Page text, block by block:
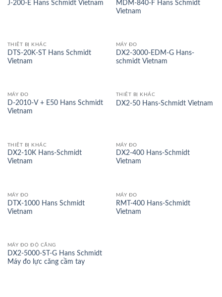
J-200-E Hans Schmidt Vietnam
MDM-840-F Hans Schmidt
Vietnam
THIẾT BỊ KHÁC
DTS-20K-ST Hans Schmidt
Vietnam
MÁY ĐO
DX2-3000-EDM-G Hans-
schmidt Vietnam
MÁY ĐO
D-2010-V + E50 Hans Schmidt
Vietnam
THIẾT BỊ KHÁC
DX2-50 Hans-Schmidt Vietnam
THIẾT BỊ KHÁC
DX2-10K Hans-Schmidt
Vietnam
MÁY ĐO
DX2-400 Hans-Schmidt
Vietnam
MÁY ĐO
DTX-1000 Hans Schmidt
Vietnam
MÁY ĐO
RMT-400 Hans-Schmidt
Vietnam
MÁY ĐO ĐỘ CĂNG
DX2-5000-ST-G Hans Schmidt
Máy đo lực căng cầm tay